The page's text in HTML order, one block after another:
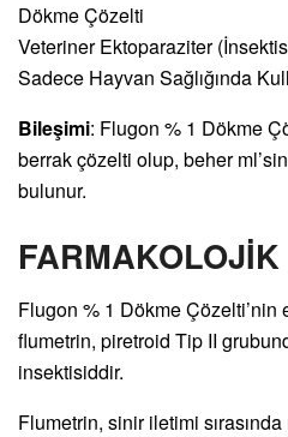
Dökme Çözelti
Veteriner Ektoparaziter
Sadece Hayvan Sağlığında
Bileşimi: Flugon % 1 Dökme
berrak çözelti olup, beher
bulunur.
Flugon % 1 Dökme Çözelti’nin
flumetrin, piretroid Tip II
insektisiddir.
Flumetrin, sinir iletimi